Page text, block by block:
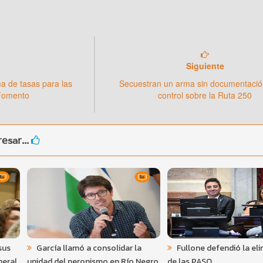
de tasas para las
Siguiente
Secuestran un arma sin
control sobre la Ruta 250
García llamó a consolidar la
Fullone defendió la